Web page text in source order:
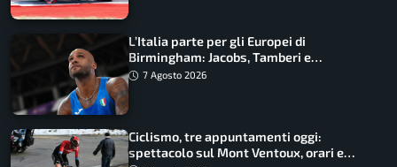
L’Italia parte per gli Europei di
Birmingham: Jacobs, Tamberi e
Battocletti guidano una spedizione
7 Agosto 2026
Ciclismo, tre appuntamenti oggi:
spettacolo sul Mont Ventoux, orari e